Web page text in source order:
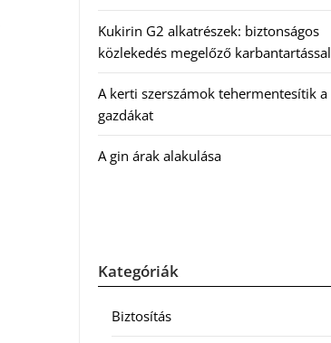
Kukirin G2 alkatrészek: biztonságos
közlekedés megelőző karbantartással
A kerti szerszámok tehermentesítik a
gazdákat
A gin árak alakulása
Kategóriák
Biztosítás